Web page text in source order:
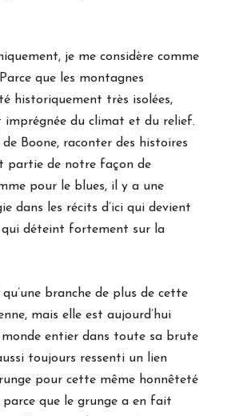
je me considère comme
que les montagnes
historiquement très isolées,
imprégnée du climat et du relief.
Boone, raconter des histoires
partie de notre façon de
pour le blues, il y a une
dans les récits d’ici qui devient
déteint fortement sur la
qu’une branche de plus de cette
mais elle est aujourd’hui
entier dans toute sa brute
toujours ressenti un lien
pour cette même honnêteté
parce que le grunge a en fait